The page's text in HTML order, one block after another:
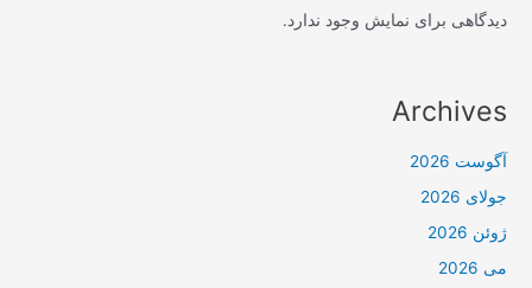
دیدگاهی برای نمایش وجود ندارد.
Archives
آگوست 2026
جولای 2026
ژوئن 2026
می 2026